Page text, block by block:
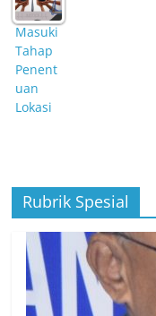
Rubrik Spesial